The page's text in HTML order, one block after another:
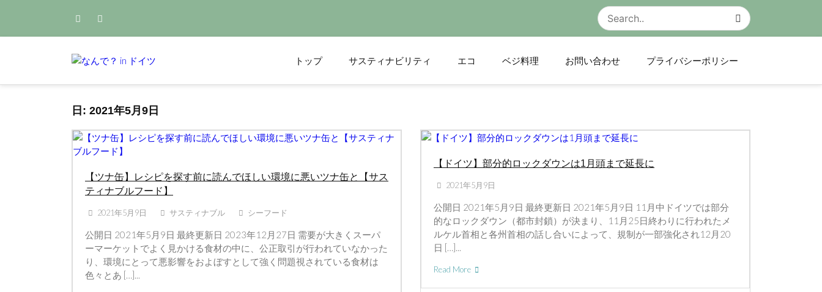
なんで？ in ドイツ
トップ サスティナビリティ エコ ベジ料理 お問い合わせ プライバシーポリシー
Home
日: 2021年5月9日
【ツナ缶】レシピを探す前に読んでほしい環境に悪いツナ缶と【サス
ティナブルフード】
2021年5月9日 サスティナブル シーフード
公開日 2021年5月9日 最終更新日 2023年12月27日 需要が大きくスーパ
ーマーケットでよく見かける食材の中に、公正取引が行われていなかった
り、環境にとって悪影響をおよぼすとして強く問題視されている食材は
色々とあ […]...
【ドイツ】部分的ロックダウンは1月頭まで延長に
2021年5月9日
公開日 2021年5月9日 最終更新日 2021年5月9日 11月中ドイツでは部分
的なロックダウン（都市封鎖）が決まり、11月25日終わりに行われたメ
ルケル首相と各州首相の話し合いによって、規制が一部強化され12月20
日 […]...
Read More